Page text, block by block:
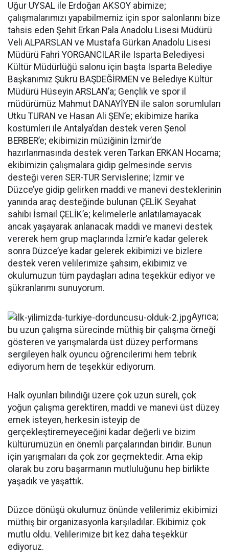
Uğur UYSAL ile Erdoğan AKSOY abimize;
çalışmalarımızı yapabilmemiz için spor salonlarını bize
tahsis eden Şehit Erkan Pala Anadolu Lisesi Müdürü
Veli ALPARSLAN ve Mustafa Gürkan Anadolu Lisesi
Müdürü Fahri YORGANCILAR ile Isparta Belediyesi
Kültür Müdürlüğü salonu için başta Isparta Belediye
Başkanımız Şükrü BAŞDEĞİRMEN ve Belediye Kültür
Müdürü Hüseyin ARSLAN’a; Gençlik ve spor il
müdürümüz Mahmut DANAYİYEN ile salon sorumluları
Utku TURAN ve Hasan Ali ŞEN’e; ekibimize harika
kostümleri ile Antalya’dan destek veren Şenol
BERBER’e; ekibimizin müziğinin İzmir’de
hazırlanmasında destek veren Tarkan ERKAN Hocama;
ekibimizin çalışmalara gidip gelmesinde servis
desteği veren SER-TUR Servislerine; İzmir ve
Düzce’ye gidip gelirken maddi ve manevi desteklerinin
yanında araç desteğinde bulunan ÇELİK Seyahat
sahibi İsmail ÇELİK’e; kelimelerle anlatılamayacak
ancak yaşayarak anlanacak maddi ve manevi destek
vererek hem grup maçlarında İzmir’e kadar gelerek
sonra Düzce’ye kadar gelerek ekibimizi ve bizlere
destek veren velilerimize şahsım, ekibimiz ve
okulumuzun tüm paydaşları adına teşekkür ediyor ve
şükranlarımı sunuyorum.
Ayrıca;
bu uzun çalışma sürecinde müthiş bir çalışma örneği
gösteren ve yarışmalarda üst düzey performans
sergileyen halk oyuncu öğrencilerimi hem tebrik
ediyorum hem de teşekkür ediyorum.
Halk oyunları bilindiği üzere çok uzun süreli, çok
yoğun çalışma gerektiren, maddi ve manevi üst düzey
emek isteyen, herkesin isteyip de
gerçekleştiremeyeceğini kadar değerli ve bizim
kültürümüzün en önemli parçalarından biridir. Bunun
için yarışmaları da çok zor geçmektedir. Ama ekip
olarak bu zoru başarmanın mutluluğunu hep birlikte
yaşadık ve yaşattık.
Düzce dönüşü okulumuz önünde velilerimiz ekibimizi
müthiş bir organizasyonla karşıladılar. Ekibimiz çok
mutlu oldu. Velilerimize bit kez daha teşekkür
ediyoruz.